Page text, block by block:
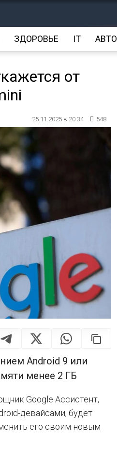
ЗДОРОВЬЕ IT АВТО
от
25.11.2025 в 20:34 548
Android 9 или
менее 2 ГБ
Google Ассистент,
девайсами, будет
его своим новым